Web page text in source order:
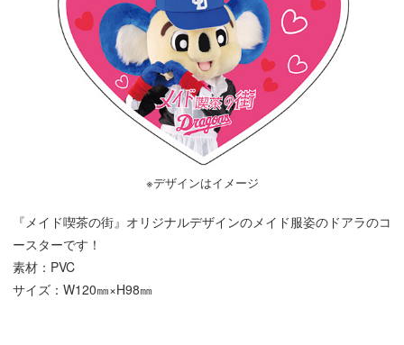
※デザインはイメージ
『メイド喫茶の街』オリジナルデザインのメイド服姿のドアラのコ
ースターです！
素材：PVC
サイズ：W120㎜×H98㎜